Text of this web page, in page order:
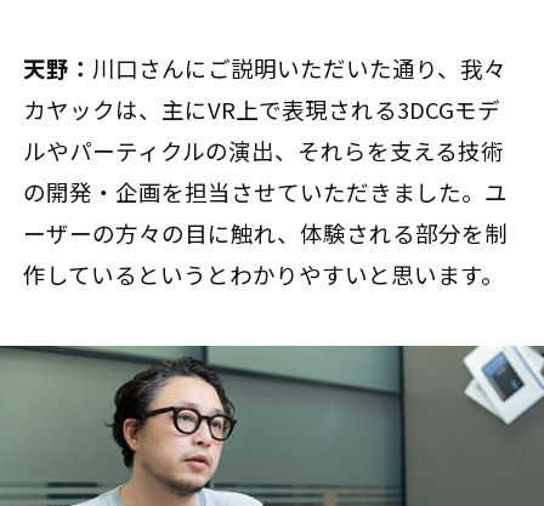
天野： 川口さんにご説明いただいた通り、我々
カヤックは、主にVR上で表現される3DCGモデ
ルやパーティクルの演出、それらを支える技術
の開発・企画を担当させていただきました。ユ
ーザーの方々の目に触れ、体験される部分を制
作しているというとわかりやすいと思います。